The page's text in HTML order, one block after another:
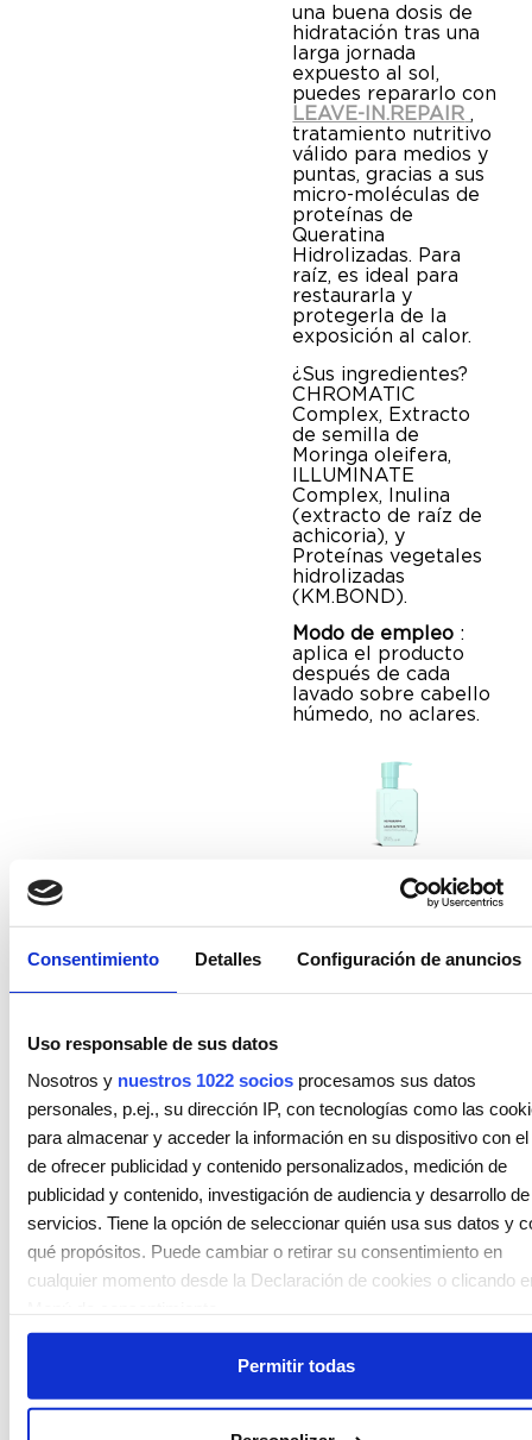
Consentimiento Detalles Configuración de anuncios
Uso responsable de sus datos
Nosotros y nuestros 1022 socios procesamos sus datos
personales, p.ej., su dirección IP, con tecnologías como las
para almacenar y acceder la información en su dispositivo con el
de ofrecer publicidad y contenido personalizados, medición de
publicidad y contenido, investigación de audiencia y desarrollo de
servicios. Tiene la opción de seleccionar quién usa sus datos y
qué propósitos. Puede cambiar o retirar su consentimiento en
cualquier momento desde la Declaración de cookies o clicando
Si lo permite, también quisiéramos:
Recopilar información sobre su ubicación geográfica que
Permitir todas
una buena dosis de
hidratación tras una
larga jornada
expuesto al sol,
puedes repararlo con
LEAVE-IN.REPAIR ,
tratamiento nutritivo
válido para medios y
puntas, gracias a sus
micro-moléculas de
proteínas de
Queratina
Hidrolizadas. Para
raíz, es ideal para
restaurarla y
protegerla de la
exposición al calor.
¿Sus ingredientes?
CHROMATIC
Complex, Extracto
de semilla de
Moringa oleifera,
ILLUMINATE
Complex, Inulina
(extracto de raíz de
achicoria), y
Proteínas vegetales
hidrolizadas
(KM.BOND).
Modo de empleo :
aplica el producto
después de cada
lavado sobre cabello
húmedo, no aclares.
El tercer
paso:
acabado
hidratación y
reparación, puedes
confiar en
SHIMMER.SHINE , un
spray ligero que
reaviva el brillo,
repara el cabello y le
aporta un acabado
saludable. ¿El
motivo? Es el
producto que
en exceso el cabello,
partículas luminosas